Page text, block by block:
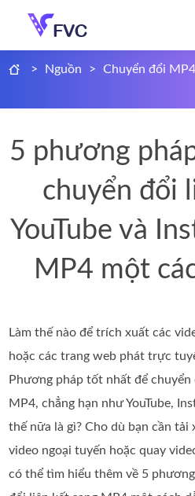
> Nguồn > Chuyển đổi MP4
5 phương
chuyển đổi
YouTube và
MP4 một
Làm thế nào để trích xuất các
hoặc các trang web phát trực
Phương pháp tốt nhất để
MP4, chẳng hạn như YouTube,
thế nữa là gì? Cho dù bạn cần
video ngoại tuyến hoặc quay
có thể tìm hiểu thêm về 5